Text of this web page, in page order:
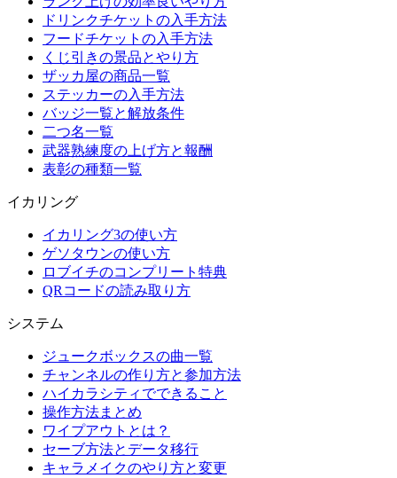
ドリンクチケットの入手方法
フードチケットの入手方法
くじ引きの景品とやり方
ザッカ屋の商品一覧
ステッカーの入手方法
バッジ一覧と解放条件
二つ名一覧
武器熟練度の上げ方と報酬
表彰の種類一覧
イカリング
イカリング3の使い方
ゲソタウンの使い方
ロブイチのコンプリート特典
QRコードの読み取り方
システム
ジュークボックスの曲一覧
チャンネルの作り方と参加方法
ハイカラシティでできること
操作方法まとめ
ワイプアウトとは？
セーブ方法とデータ移行
キャラメイクのやり方と変更